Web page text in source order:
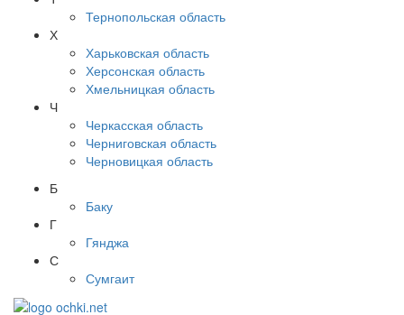
Тернопольская область
Х
Харьковская область
Херсонская область
Хмельницкая область
Ч
Черкасская область
Черниговская область
Черновицкая область
Б
Баку
Г
Гянджа
С
Сумгаит